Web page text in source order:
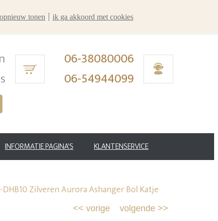
06-38080006
06-54944099
INFORMATIE PAGINA'S KLANTENSERVICE
DHB10 Zilveren Aurora Ashanger Bol Katje
volgende >>
<< vorige
tonen ik ga akkoord met cookies